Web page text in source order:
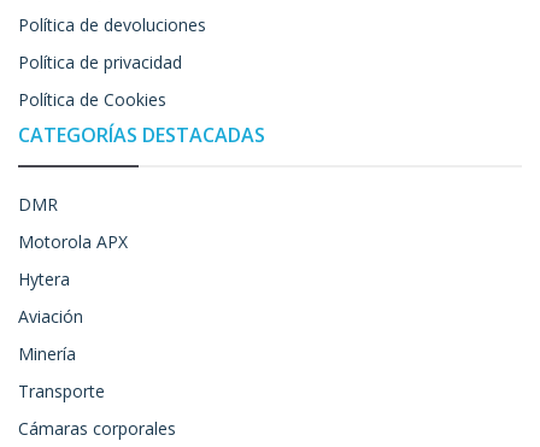
Política de devoluciones
Política de privacidad
Política de Cookies
CATEGORÍAS DESTACADAS
DMR
Motorola APX
Hytera
Aviación
Minería
Transporte
Cámaras corporales